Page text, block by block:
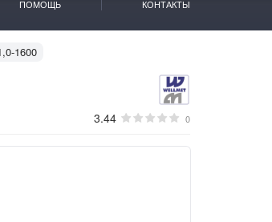
ПОМОЩЬ КОНТАКТЫ
1600
3.44 0